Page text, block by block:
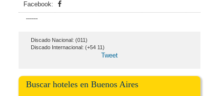
Facebook:
------
Discado Nacional: (011)
Discado Internacional: (+54 11)
Tweet
Buscar hoteles en Buenos Aires